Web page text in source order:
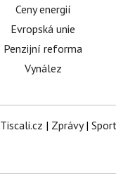
Ceny energií
Evropská unie
Penzijní reforma
Vynález
Tiscali.cz | Zprávy|